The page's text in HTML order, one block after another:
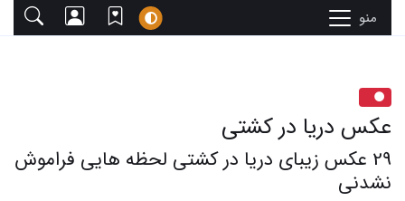
منو
عکس دریا در کشتی
29 عکس زیبای دریا در کشتی لحظه هایی فراموش
نشدنی